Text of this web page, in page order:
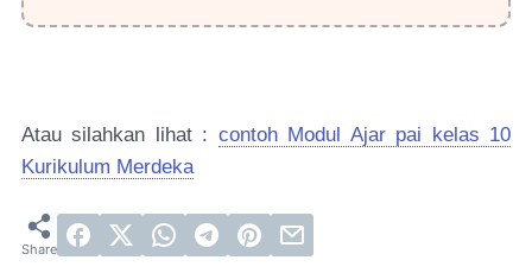
Atau silahkan lihat : contoh Modul Ajar pai kelas 10
Kurikulum Merdeka